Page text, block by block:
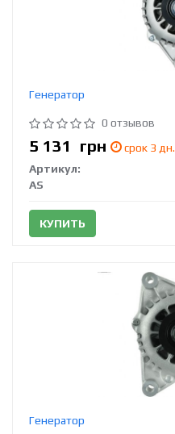
Генератор
0 отзывов
5 131 грн
срок 3 дн.
Артикул:
AS
КУПИТЬ
Генератор